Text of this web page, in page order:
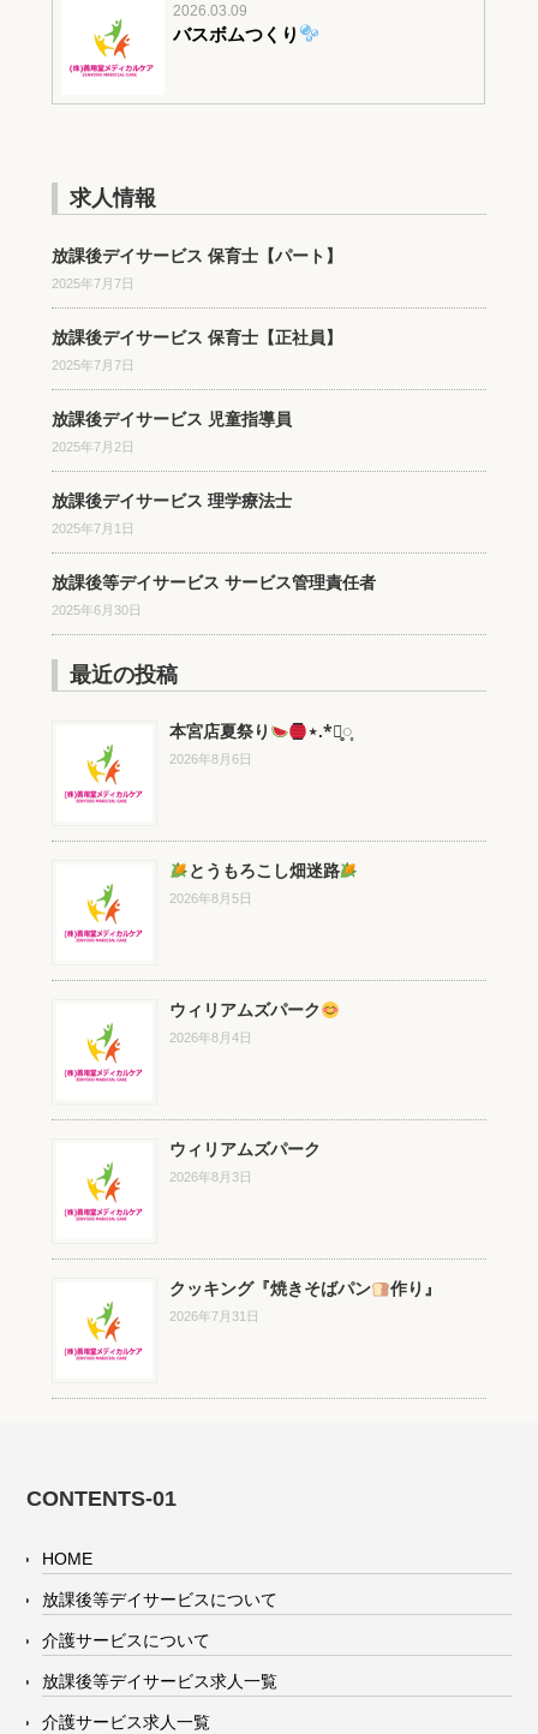
2026.03.09
バスボムつくり
求人情報
放課後デイサービス 保育士【パート】
2025年7月7日
放課後デイサービス 保育士【正社員】
2025年7月7日
放課後デイサービス 児童指導員
2025年7月2日
放課後デイサービス 理学療法士
2025年7月1日
放課後等デイサービス サービス管理責任者
2025年6月30日
最近の投稿
本宮店夏祭り ⋆.*⃝̥◌̥
2026年8月6日
とうもろこし畑迷路
2026年8月5日
ウィリアムズパーク
2026年8月4日
ウィリアムズパーク
2026年8月3日
クッキング『焼きそばパン 作り』
2026年7月31日
CONTENTS-01
HOME
放課後等デイサービスについて
介護サービスについて
放課後等デイサービス求人一覧
介護サービス求人一覧